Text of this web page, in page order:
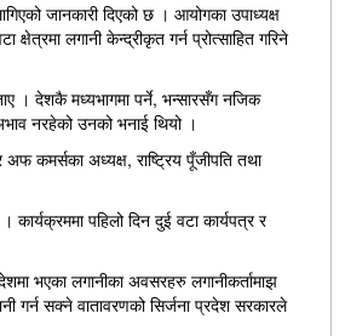
जानकारी दिएको छ । आयोगका उपाध्यक्ष
क्षेत्रमा लगानी केन्द्रीकृत गर्न प्रोत्साहित गरिने
। देशकै मध्यभागमा पर्ने, भन्सारसँग नजिक
नरहेको उनको भनाई थियो ।
अफ कमर्सका अध्यक्ष, राष्ट्रिय पूँजीपति तथा
पहिलो दिन दुई वटा कार्यपत्र र
भएका लगानीका अवसरहरु लगानीकर्तामाझ
गर्न सक्ने वातावरणको सिर्जना प्रदेश सरकारले